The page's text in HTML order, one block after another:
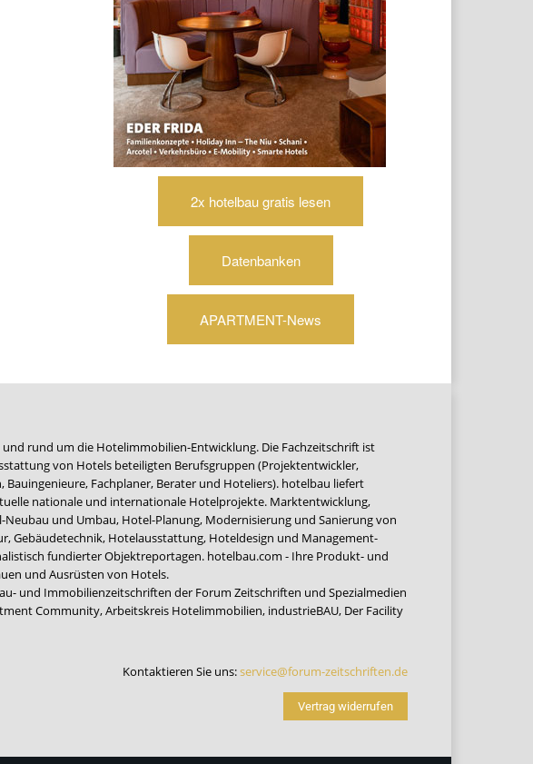
2x hotelbau gratis lesen
Datenbanken
APARTMENT-News
rund um die Hotelimmobilien-Entwicklung. Die Fachzeitschrift ist
von Hotels beteiligten Berufsgruppen (Projektentwickler,
Fachplaner, Berater und Hoteliers). hotelbau liefert
nationale und internationale Hotelprojekte. Marktentwicklung,
und Umbau, Hotel-Planung, Modernisierung und Sanierung von
Gebäudetechnik, Hotelausstattung, Hoteldesign und Management-
fundierter Objektreportagen. hotelbau.com - Ihre Produkt- und
und Ausrüsten von Hotels.
und Immobilienzeitschriften der Forum Zeitschriften und Spezialmedien
Community,Arbeitskreis Hotelimmobilien, industrieBAU, Der Facility
Kontaktieren Sie uns:service@forum-zeitschriften.de
Vertrag widerrufen